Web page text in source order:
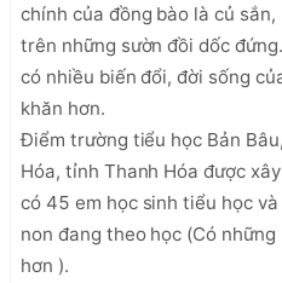
chính của đồng bào là củ
trên những sườn đồi dốc
có nhiều biến đổi, đời sống
khăn hơn.
Điểm trường tiểu học Bản
Hóa, tỉnh Thanh Hóa được
có 45 em học sinh tiểu học
non đang theo học (Có
hơn ).